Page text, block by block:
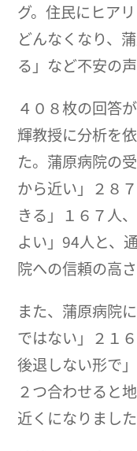
グ。住民にヒア
どんなくなり、
る」など不安の
４０８枚の回答
輝教授に分析を
た。蒲原病院の
から近い」２８
きる」１６７人
よい」94人と、
院への信頼の高
また、蒲原病院
ではない」２１
後退しない形で
２つ合わせると
近くになりました